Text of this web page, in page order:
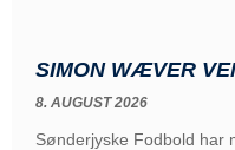
SIMON WÆVER
8. AUGUST 2026
Sønderjyske Fodbold har